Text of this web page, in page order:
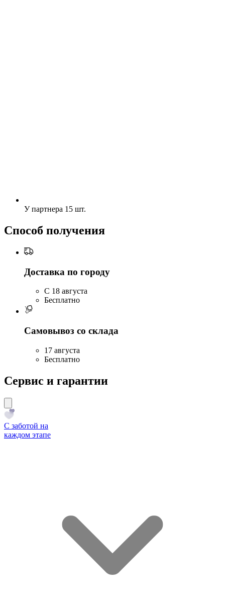
У партнера 15 шт.
Способ получения
Доставка по городу
C 18 августа
Бесплатно
Самовывоз со склада
17 августа
Бесплатно
Сервис и гарантии
С заботой на
каждом этапе